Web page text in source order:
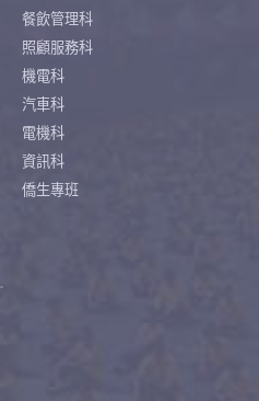
餐飲管理科
照顧服務科
機電科
汽車科
電機科
資訊科
僑生專班